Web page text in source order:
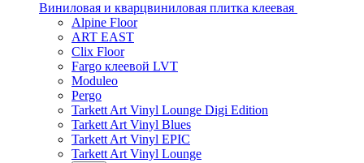
Виниловая и кварцвиниловая плитка клеевая
Alpine Floor
ART EAST
Clix Floor
Fargo клеевой LVT
Moduleo
Pergo
Tarkett Art Vinyl Lounge Digi Edition
Tarkett Art Vinyl Blues
Tarkett Art Vinyl EPIC
Tarkett Art Vinyl Lounge